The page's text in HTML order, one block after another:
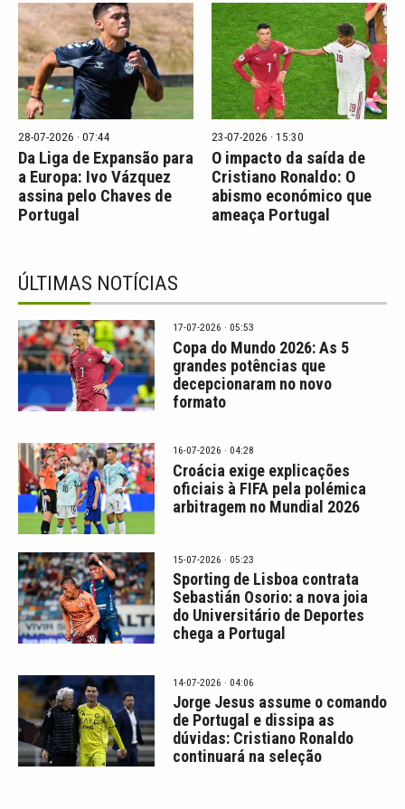
28-07-2026 · 07:44
Da Liga de Expansão para
a Europa: Ivo Vázquez
assina pelo Chaves de
Portugal
23-07-2026 · 15:30
O impacto da saída de
Cristiano Ronaldo: O
abismo económico que
ameaça Portugal
ÚLTIMAS NOTÍCIAS
17-07-2026 · 05:53
Copa do Mundo 2026: As 5
grandes potências que
decepcionaram no novo
formato
16-07-2026 · 04:28
Croácia exige explicações
oficiais à FIFA pela polémica
arbitragem no Mundial 2026
15-07-2026 · 05:23
Sporting de Lisboa contrata
Sebastián Osorio: a nova joia
do Universitário de Deportes
chega a Portugal
14-07-2026 · 04:06
Jorge Jesus assume o comando
de Portugal e dissipa as
dúvidas: Cristiano Ronaldo
continuará na seleção